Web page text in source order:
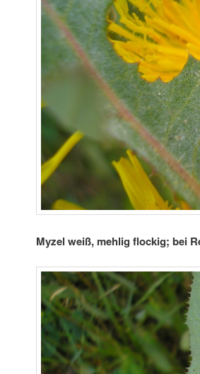
Myzel weiß, mehlig flockig; bei